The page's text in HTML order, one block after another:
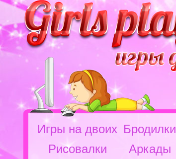
Игры на двоих Бродилки
Рисовалки
Аркады